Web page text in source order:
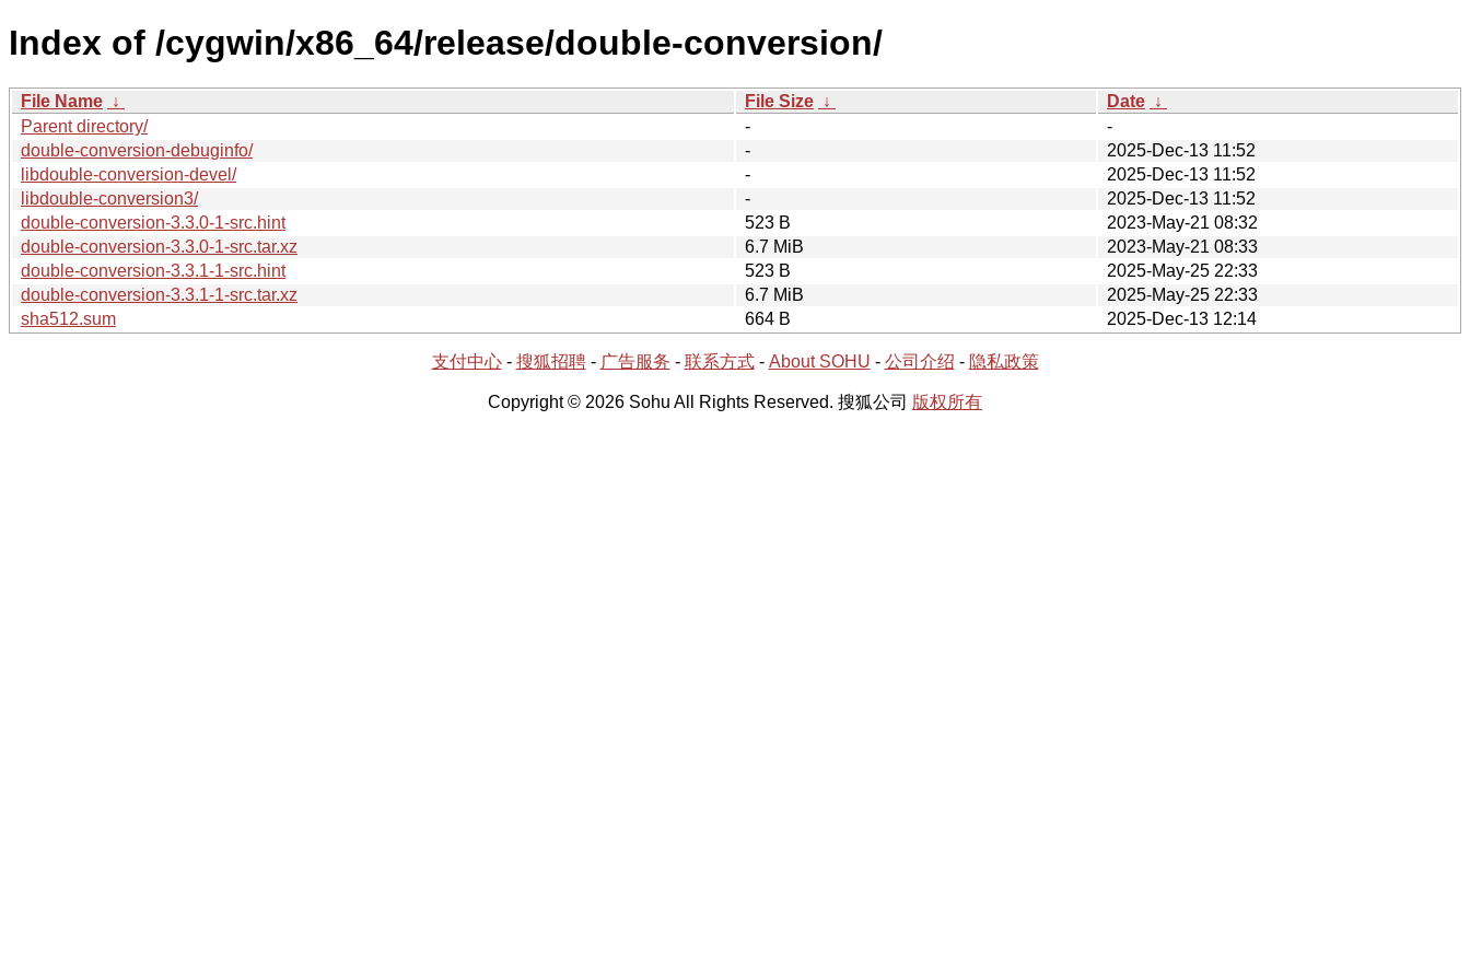
Index of /cygwin/x86_64/release/double-conversion/
File Name ↓ File Size ↓ Date ↓
Parent directory/
-
-
double-conversion-debuginfo/
-
2025-Dec-13 11:52
libdouble-conversion-devel/
-
2025-Dec-13 11:52
libdouble-conversion3/
-
2025-Dec-13 11:52
double-conversion-3.3.0-1-src.hint
523 B
2023-May-21 08:32
double-conversion-3.3.0-1-src.tar.xz
6.7 MiB
2023-May-21 08:33
double-conversion-3.3.1-1-src.hint
523 B
2025-May-25 22:33
double-conversion-3.3.1-1-src.tar.xz
6.7 MiB
2025-May-25 22:33
sha512.sum
664 B 2025-Dec-13 12:14
支付中心- 搜狐招聘- 广告服务 - 联系方式- About SOHU - 公司介绍 - 隐私政策
Copyright © 2026 Sohu All Rights Reserved. 搜狐公司 版权所有